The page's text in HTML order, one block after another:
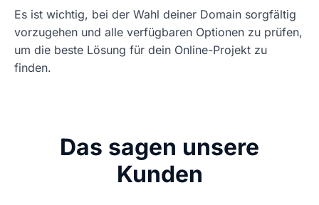
Es ist wichtig, bei der Wahl deiner Domain sorgfältig
vorzugehen und alle verfügbaren Optionen zu prüfen,
um die beste Lösung für dein Online-Projekt zu
finden.
Das sagen unsere
Kunden